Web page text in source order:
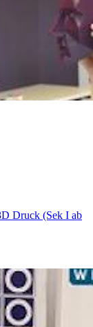
Druck (Sek I ab